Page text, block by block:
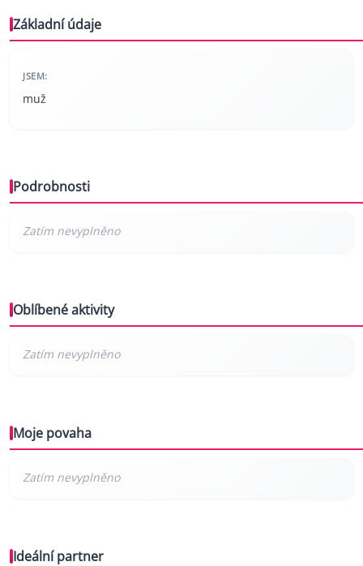
Základní údaje
JSEM:
muž
Podrobnosti
Oblíbené aktivity
Moje povaha
Ideální partner